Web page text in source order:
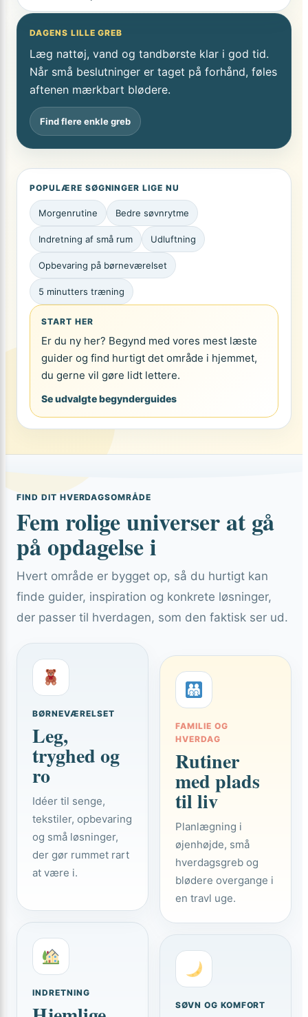
DAGENS LILLE GREB
Læg nattøj, vand og tandbørste klar i god tid.
Når små beslutninger er taget på forhånd, føles
aftenen mærkbart blødere.
Find flere enkle greb
POPULÆRE SØGNINGER LIGE NU
Morgenrutine Bedre søvnrytme
Indretning af små rum Udluftning
Opbevaring på børneværelset
5 minutters træning
START HER
Er du ny her? Begynd med vores mest læste
guider og find hurtigt det område i hjemmet,
du gerne vil gøre lidt lettere.
Se udvalgte begynderguides
FIND DIT HVERDAGSOMRÅDE
Fem rolige universer at gå
på opdagelse i
Hvert område er bygget op, så du hurtigt kan
finde guider, inspiration og konkrete løsninger,
der passer til hverdagen, som den faktisk ser ud.
BØRNEVÆRELSET
Leg,
tryghed og
ro
Idéer til senge,
tekstiler, opbevaring
og små løsninger,
der gør rummet rart
at være i.
FAMILIE OG
HVERDAG
Rutiner
med plads
til liv
Planlægning i
øjenhøjde, små
hverdagsgreb og
blødere overgange i
en travl uge.
INDRETNING
SØVN OG KOMFORT